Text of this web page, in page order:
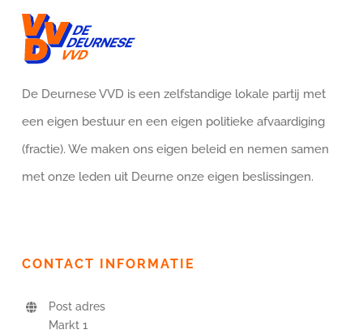
De Deurnese VVD is een zelfstandige lokale partij met
een eigen bestuur en een eigen politieke afvaardiging
(fractie). We maken ons eigen beleid en nemen samen
met onze leden uit Deurne onze eigen beslissingen.
CONTACT INFORMATIE
Post adres
Markt 1